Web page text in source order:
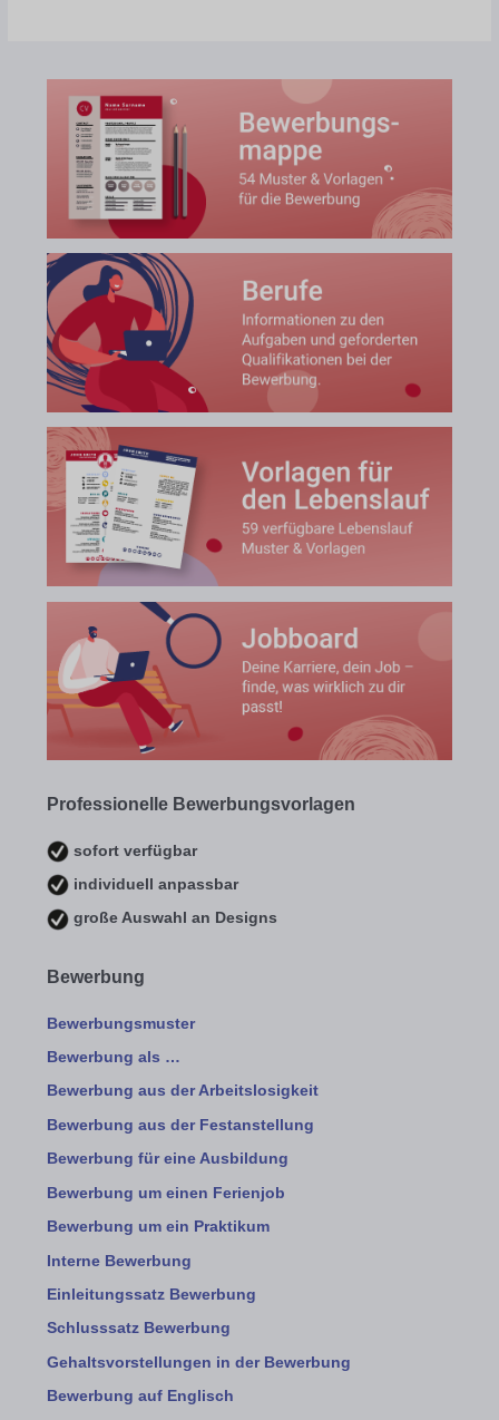
Professionelle Bewerbungsvorlagen
sofort verfügbar
individuell anpassbar
große Auswahl an Designs
Bewerbung
Bewerbungsmuster
Bewerbung als …
Bewerbung aus der Arbeitslosigkeit
Bewerbung aus der Festanstellung
Bewerbung für eine Ausbildung
Bewerbung um einen Ferienjob
Bewerbung um ein Praktikum
Interne Bewerbung
Einleitungssatz Bewerbung
Schlusssatz Bewerbung
Gehaltsvorstellungen in der Bewerbung
Bewerbung auf Englisch